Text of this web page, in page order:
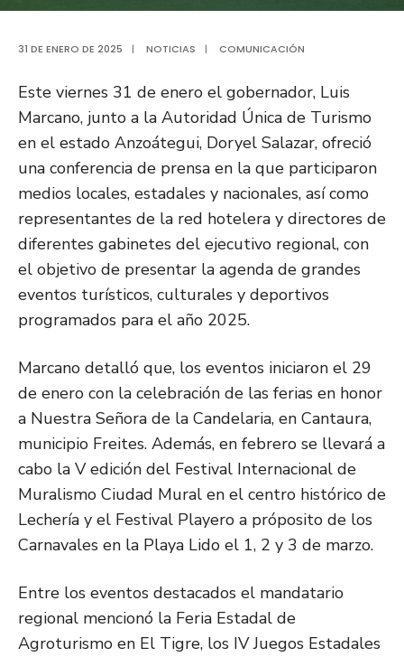
31 DE ENERO DE 2025 | NOTICIAS | COMUNICACIÓN
Este viernes 31 de enero el gobernador, Luis
Marcano, junto a la Autoridad Única de Turismo
en el estado Anzoátegui, Doryel Salazar, ofreció
una conferencia de prensa en la que participaron
medios locales, estadales y nacionales, así como
representantes de la red hotelera y directores de
diferentes gabinetes del ejecutivo regional, con
el objetivo de presentar la agenda de grandes
eventos turísticos, culturales y deportivos
programados para el año 2025.
Marcano detalló que, los eventos iniciaron el 29
de enero con la celebración de las ferias en honor
a Nuestra Señora de la Candelaria, en Cantaura,
municipio Freites. Además, en febrero se llevará a
cabo la V edición del Festival Internacional de
Muralismo Ciudad Mural en el centro histórico de
Lechería y el Festival Playero a próposito de los
Carnavales en la Playa Lido el 1, 2 y 3 de marzo.
Entre los eventos destacados el mandatario
regional mencionó la Feria Estadal de
Agroturismo en El Tigre, los IV Juegos Estadales